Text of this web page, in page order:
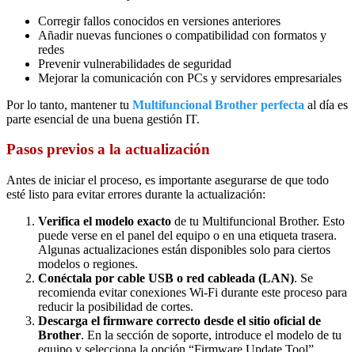
Corregir fallos conocidos en versiones anteriores
Añadir nuevas funciones o compatibilidad con formatos y
redes
Prevenir vulnerabilidades de seguridad
Mejorar la comunicación con PCs y servidores empresariales
Por lo tanto, mantener tu Multifuncional Brother perfecta al día es
parte esencial de una buena gestión IT.
Pasos previos a la actualización
Antes de iniciar el proceso, es importante asegurarse de que todo
esté listo para evitar errores durante la actualización:
Verifica el modelo exacto de tu Multifuncional Brother. Esto
puede verse en el panel del equipo o en una etiqueta trasera.
Algunas actualizaciones están disponibles solo para ciertos
modelos o regiones.
Conéctala por cable USB o red cableada (LAN). Se
recomienda evitar conexiones Wi-Fi durante este proceso para
reducir la posibilidad de cortes.
Descarga el firmware correcto desde el sitio oficial de
Brother. En la sección de soporte, introduce el modelo de tu
equipo y selecciona la opción “Firmware Update Tool”.